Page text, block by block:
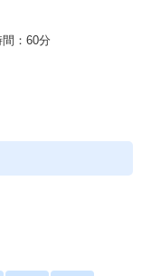
：60分